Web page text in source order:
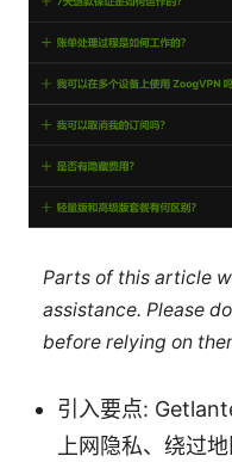
Parts of this article
assistance. Please
before relying on
引入要点:
上网隐私、绕过